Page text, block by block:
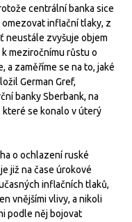
centrální banka sice
inflační tlaky, z
neustále zvyšuje objem
meziročnímu růstu o
a zaměříme se na to, jaké
German Gref,
banky Sberbank, na
které se konalo v úterý
o ochlazení ruské
již na čase úrokové
inflačních tlaků,
vnějšími vlivy, a nikoli
podle něj bojovat